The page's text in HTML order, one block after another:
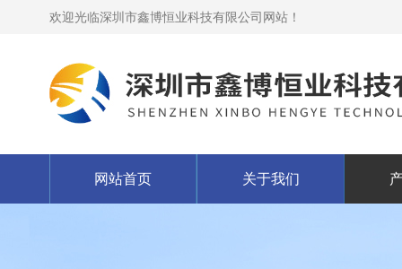
欢迎光临深圳市鑫博恒业科技有限公司网站！
网站首页 关于我们